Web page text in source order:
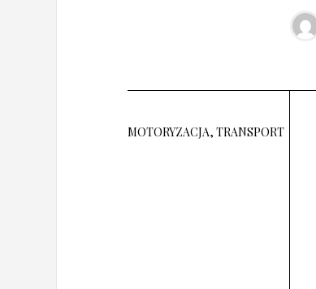
MOTORYZACJA, TRANSPORT